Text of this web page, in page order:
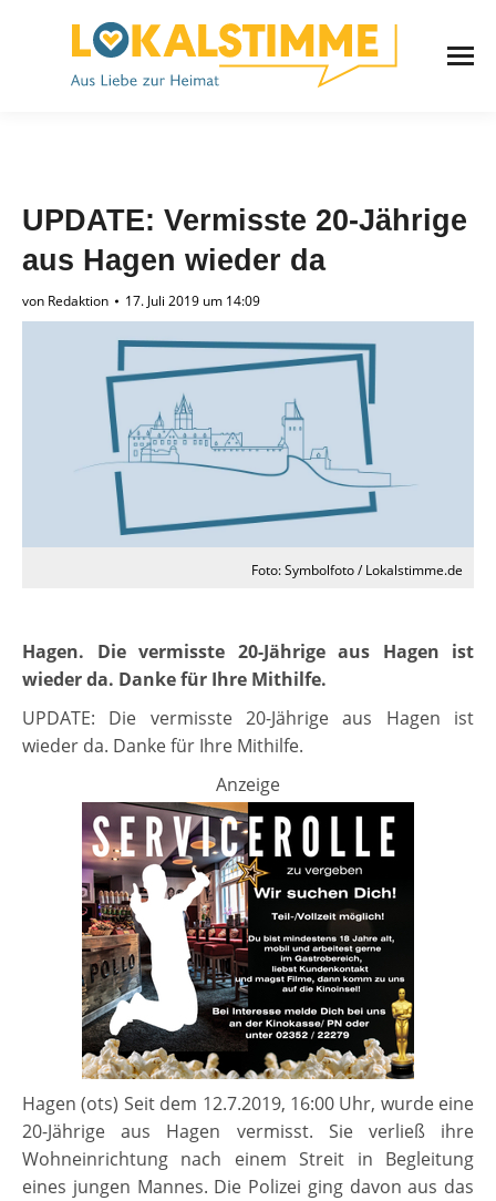
UPDATE: Vermisste 20-Jährige
aus Hagen wieder da
von Redaktion 17. Juli 2019 um 14:09
Foto: Symbolfoto / Lokalstimme.de
Hagen. Die vermisste 20-Jährige aus Hagen ist
wieder da. Danke für Ihre Mithilfe.
UPDATE: Die vermisste 20-Jährige aus Hagen ist
wieder da. Danke für Ihre Mithilfe.
Anzeige
Hagen (ots) Seit dem 12.7.2019, 16:00 Uhr, wurde eine
20-Jährige aus Hagen vermisst. Sie verließ ihre
Wohneinrichtung nach einem Streit in Begleitung
eines jungen Mannes. Die Polizei ging davon aus das